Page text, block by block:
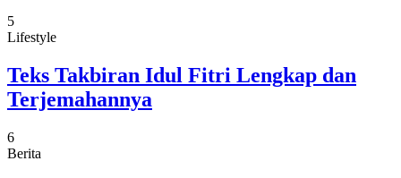
5
Lifestyle
Teks Takbiran Idul Fitri Lengkap dan
Terjemahannya
6
Berita